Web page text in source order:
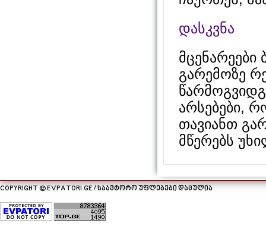
დასკვნა
გარემოზე
არსებები,
თავიანთ
მწერებს
COPYRIGHT © EVPATORI.GE / საავტორო უფლებები დაცულია